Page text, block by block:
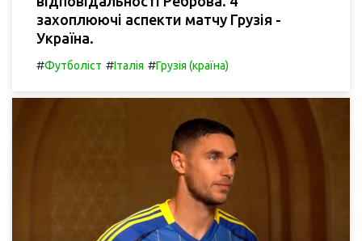
захоплюючі аспекти матчу Грузія -
Україна.
#Футболіст #Італія #Грузія (країна)